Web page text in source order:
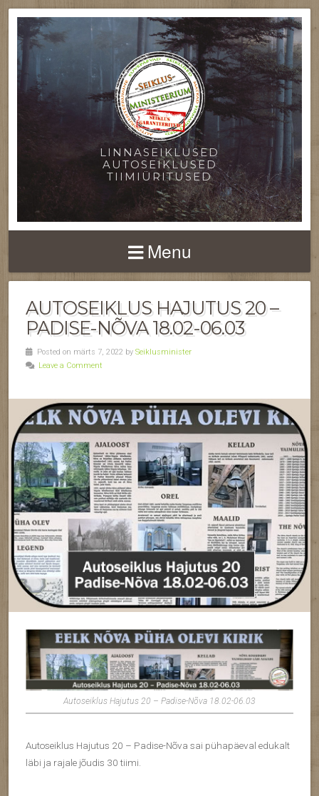
LINNASEIKLUSED
AUTOSEIKLUSED
TIIMIÜRITUSED
Menu
AUTOSEIKLUS HAJUTUS 20 –
PADISE-NÕVA 18.02-06.03
Posted on märts 7, 2022 by Seiklusminister
Leave a Comment
Autoseiklus Hajutus 20 – Padise-Nõva 18.02-06.03
Autoseiklus Hajutus 20 – Padise-Nõva sai pühapäeval edukalt
läbi ja rajale jõudis 30 tiimi.